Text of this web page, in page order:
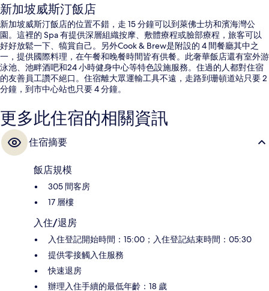
新加坡威斯汀飯店
新加坡威斯汀飯店的位置不錯，走 15 分鐘可以到萊佛士坊和濱海灣公
園。這裡的 Spa 有提供深層組織按摩、敷體療程或臉部療程，旅客可以
好好放鬆一下、犒賞自己。另外Cook & Brew是附設的 4 間餐廳其中之
一，提供國際料理，在午餐和晚餐時間皆有供餐。此奢華飯店還有室外游
泳池、池畔酒吧和24 小時健身中心等特色設施服務。住過的人都對住宿
的友善員工讚不絕口。住宿離大眾運輸工具不遠，走路到珊頓道站只要 2
分鐘，到市中心站也只要 4 分鐘。
更多此住宿的相關資訊
住宿摘要
飯店規模
305 間客房
17 層樓
入住/退房
入住登記開始時間：15:00；入住登記結束時間：05:30
提供零接觸入住服務
快速退房
辦理入住手續的最低年齡：18 歲